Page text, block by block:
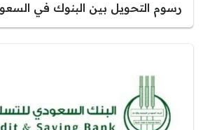
رسوم التحويل بين البنوك في السعودية